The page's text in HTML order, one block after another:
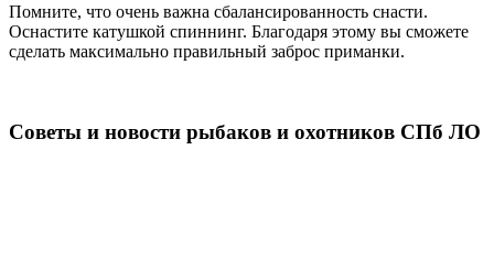
Помните, что очень важна сбалансированность снасти.
Оснастите катушкой спиннинг. Благодаря этому вы сможете
сделать максимально правильный заброс приманки.
Советы и новости рыбаков и охотников СПб ЛО